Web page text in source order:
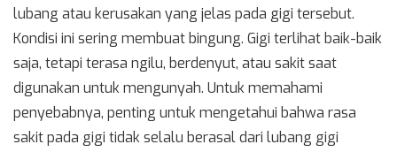
lubang atau kerusakan yang jelas pada gigi tersebut.
Kondisi ini sering membuat bingung. Gigi terlihat baik-baik
saja, tetapi terasa ngilu, berdenyut, atau sakit saat
digunakan untuk mengunyah. Untuk memahami
penyebabnya, penting untuk mengetahui bahwa rasa
sakit pada gigi tidak selalu berasal dari lubang gigi